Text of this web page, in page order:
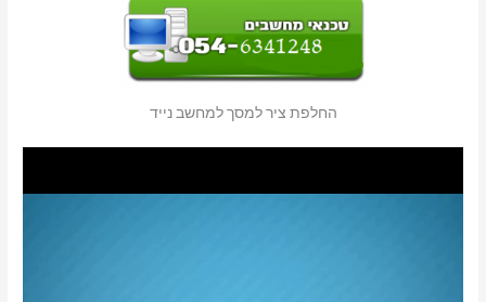
החלפת ציר למסך למחשב נייד